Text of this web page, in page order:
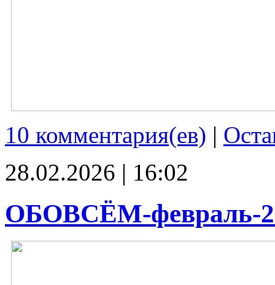
10 комментария(ев) |
28.02.2026 | 16:02
ОБОВСЁМ-февраль-